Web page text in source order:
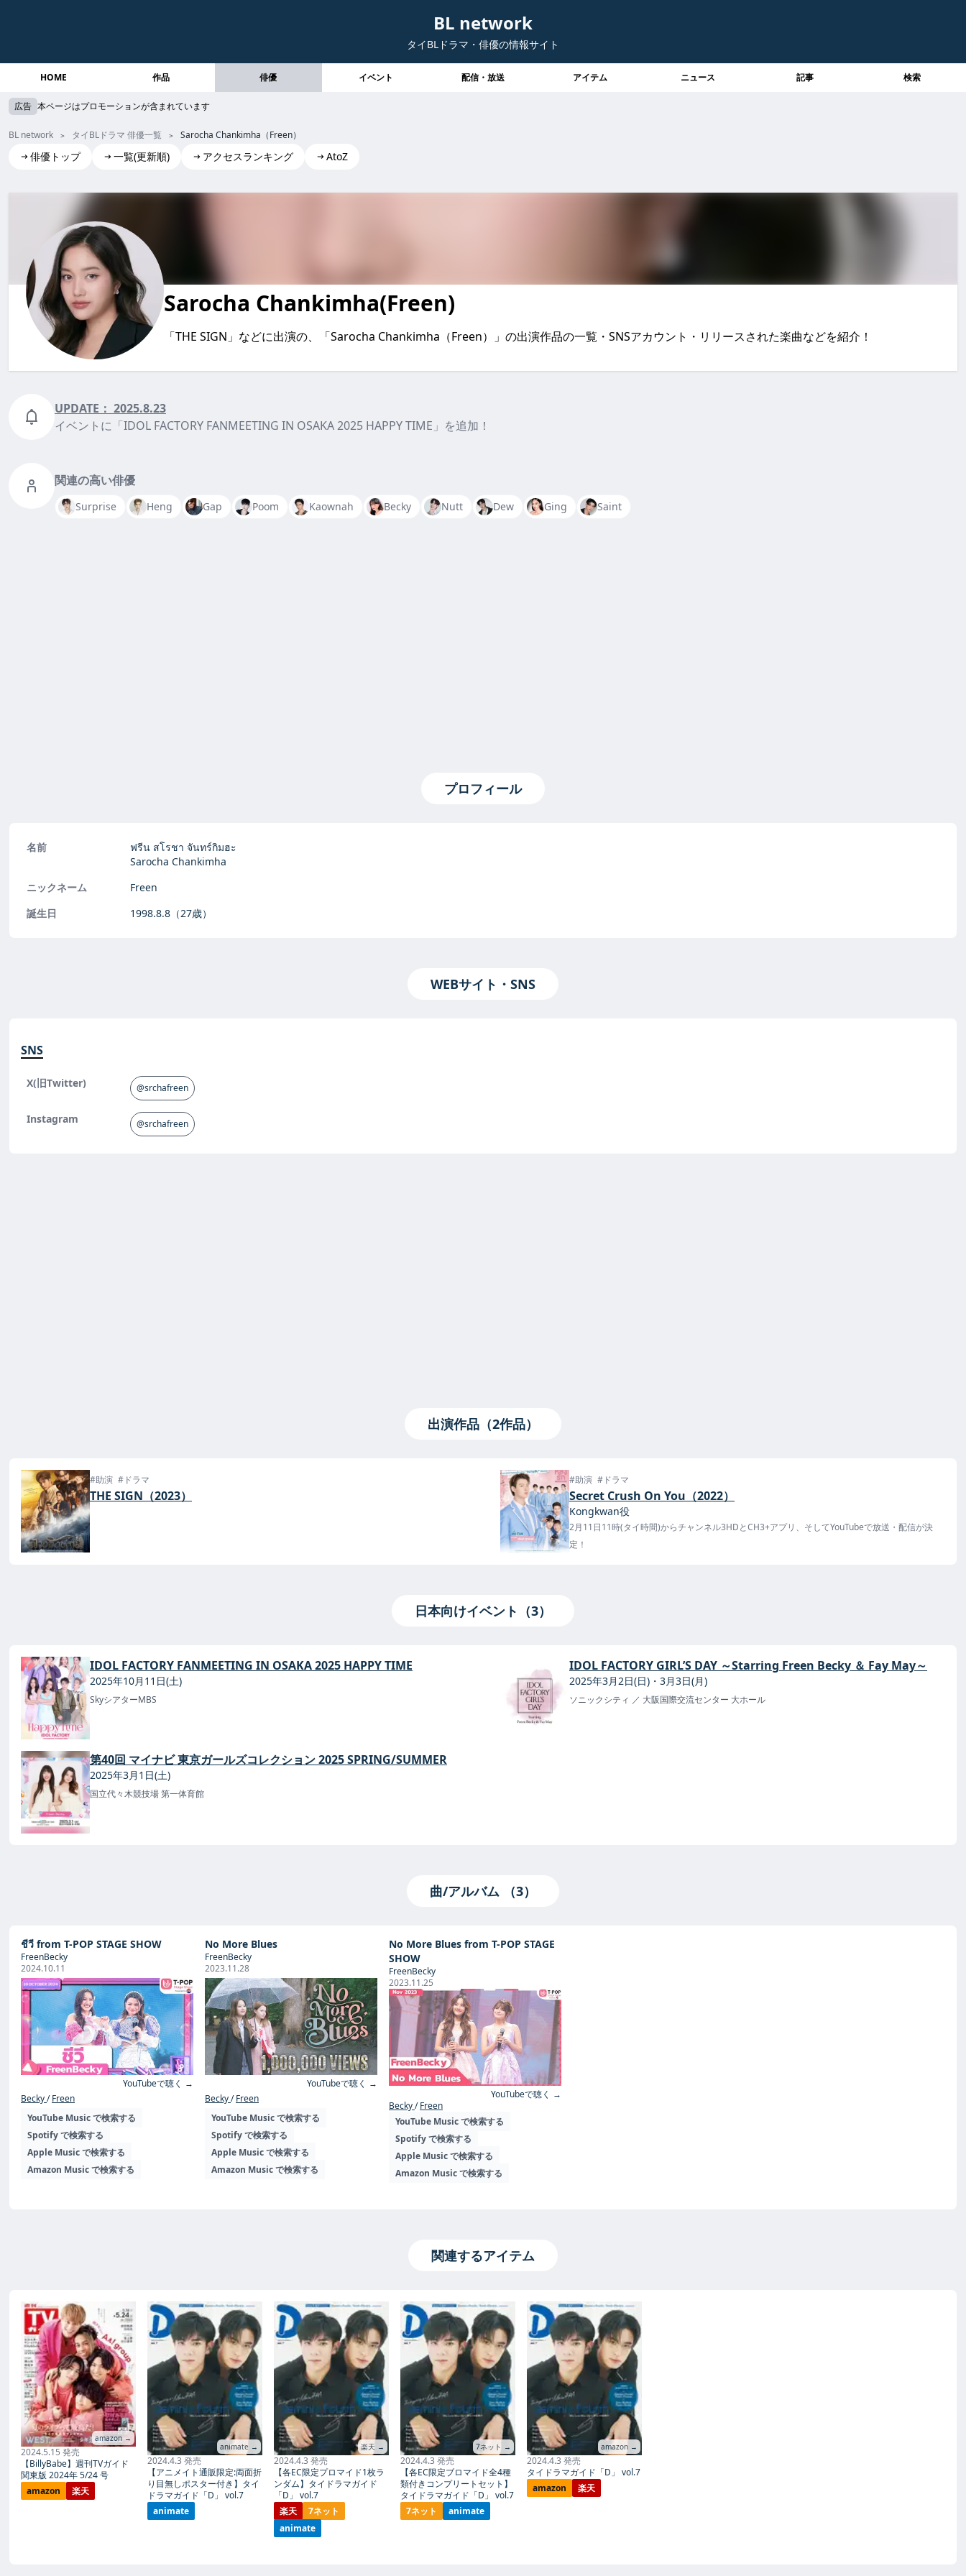
BL network
タイBLドラマ・俳優の情報サイト
HOME 作品 俳優 イベント 配信・放送 アイテム ニュース 記事 検索
広告 本ページはプロモーションが含まれています
BL network タイBLドラマ 俳優一覧 Sarocha Chankimha（Freen）
俳優トップ 一覧(更新順) アクセスランキング AtoZ
Sarocha Chankimha(Freen)
Sarocha Chankimha(Freen)
「THE SIGN」などに出演の、「Sarocha Chankimha（Freen）」の出演作品の一覧・SNSアカウント・リリースされた楽曲などを紹介！
UPDATE： 2025.8.23
イベントに「IDOL FACTORY FANMEETING IN OSAKA 2025 HAPPY TIME」を追加！
関連の高い俳優
Surprise Heng Gap Poom Kaownah Becky Nutt Dew Ging Saint
プロフィール
名前
ฟรีน สโรชา จันทร์กิมฮะ
Sarocha Chankimha
ニックネーム
Freen
誕生日
1998.8.8 （27歳）
WEBサイト・SNS
SNS
X(旧Twitter) @srchafreen
Instagram @srchafreen
出演作品（2作品）
#助演 #ドラマ
THE SIGN（2023）
#助演 #ドラマ
Secret Crush On You（2022）
Kongkwan役
2月11日11時(タイ時間)からチャンネル3HDとCH3+アプリ、そしてYouTubeで放送・配信が決
定！
日本向けイベント（3）
IDOL FACTORY FANMEETING IN OSAKA 2025 HAPPY TIME
2025年10月11日(土)
SkyシアターMBS
IDOL FACTORY GIRL’S DAY ～Starring Freen Becky ＆ Fay May～
2025年3月2日(日)・3月3日(月)
ソニックシティ ／ 大阪国際交流センター 大ホール
第40回 マイナビ 東京ガールズコレクション 2025 SPRING/SUMMER
2025年3月1日(土)
国立代々木競技場 第一体育館
曲/アルバム （3）
ชีวี from T-POP STAGE SHOW
FreenBecky
2024.10.11
YouTubeで聴く →
Becky
Freen
YouTube Music で検索する
Spotify で検索する
Apple Music で検索する
Amazon Music で検索する
No More Blues
FreenBecky
2023.11.28
YouTubeで聴く →
Becky
Freen
YouTube Music で検索する
Spotify で検索する
Apple Music で検索する
Amazon Music で検索する
No More Blues from T-POP STAGE
SHOW
FreenBecky
2023.11.25
YouTubeで聴く →
Becky
Freen
YouTube Music で検索する
Spotify で検索する
Apple Music で検索する
Amazon Music で検索する
関連するアイテム
amazon →
2024.5.15 発売
【BillyBabe】週刊TVガイド
関東版 2024年 5/24 号
amazon
楽天
animate →
2024.4.3 発売
【アニメイト通販限定:両面折
り目無しポスター付き】タイ
ドラマガイド「D」 vol.7
animate
楽天 →
2024.4.3 発売
【各EC限定プロマイド1枚ラ
ンダム】タイドラマガイド
「D」 vol.7
楽天
7ネット
animate
7ネット →
2024.4.3 発売
【各EC限定ブロマイド全4種
類付きコンプリートセット】
タイドラマガイド「D」 vol.7
7ネット
animate
amazon →
2024.4.3 発売
タイドラマガイド「D」 vol.7
amazon
楽天